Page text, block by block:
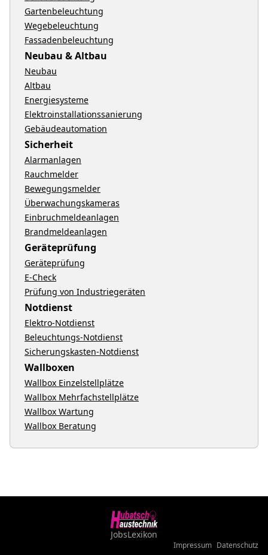
Gartenbeleuchtung
Wegebeleuchtung
Fassadenbeleuchtung
Neubau & Altbau
Neubau
Altbau
Energiesysteme
Elektroinstallationssanierung
Gebäudeautomation
Sicherheit
Alarmanlagen
Rauchmelder
Bewegungsmelder
Überwachungskameras
Einbruchmeldeanlagen
Brandmeldeanlagen
Geräteprüfung
Geräteprüfung
E-Check
Prüfung von Industriegeräten
Notdienst
Elektro-Notdienst
Beleuchtungs-Notdienst
Sicherungskasten-Notdienst
Wallboxen
Wallbox Einzelstellplätze
Wallbox Mehrfachstellplätze
Wallbox Wartung
Wallbox Beratung
JobsLexikon
Impressum Datenschutz